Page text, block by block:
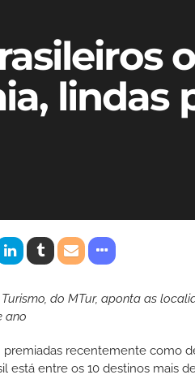
lindas
do MTur, aponta as
ano
premiadas recentemente como
está entre os 10 destinos mais